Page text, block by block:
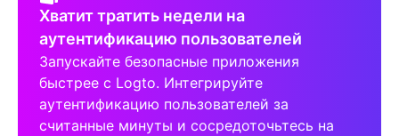
Хватит тратить недели на
аутентификацию пользователей
Запускайте безопасные приложения
быстрее с Logto. Интегрируйте
аутентификацию пользователей за
считанные минуты и сосредоточьтесь на